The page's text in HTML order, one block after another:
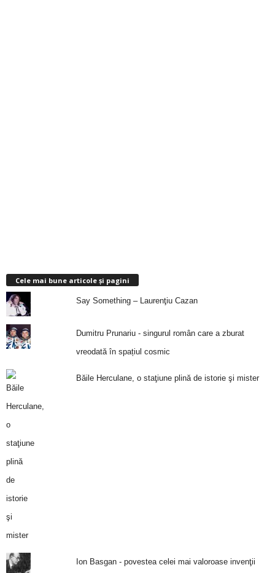
Cele mai bune articole și pagini
Say Something – Laurenţiu Cazan
Dumitru Prunariu - singurul român care a zburat
vreodată în spațiul cosmic
Băile Herculane, o staţiune plină de istorie şi mister
Ion Basgan - povestea celei mai valoroase invenţii